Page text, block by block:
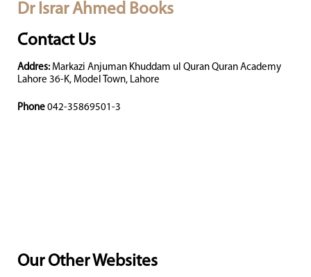
Dr Israr Ahmed Books
Contact Us
Addres: Markazi Anjuman Khuddam ul Quran Quran Academy
Lahore 36-K, Model Town, Lahore
Phone 042-35869501-3
Our Other Websites